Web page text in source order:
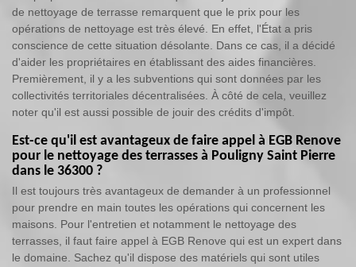
de nettoyage de terrasse remarquent que le prix pour les
opérations de nettoyage est très élevé. En effet, l'État a pris
conscience de cette situation désolante. Dans ce cas, il a décidé
d'aider les propriétaires en établissant des aides financières.
Premièrement, il y a les subventions qui sont données par les
collectivités territoriales décentralisées. À côté de cela, veuillez
noter qu'il est aussi possible de jouir des crédits d'impôt.
Est-ce qu'il est avantageux de faire appel à EGB Renove
pour le nettoyage des terrasses à Pouligny Saint Pierre
dans le 36300 ?
Il est toujours très avantageux de demander à un professionnel
pour prendre en main toutes les opérations qui concernent les
maisons. Pour l'entretien et notamment le nettoyage des
terrasses, il faut faire appel à EGB Renove qui est un expert dans
le domaine. Sachez qu'il dispose des matériels qui sont utiles